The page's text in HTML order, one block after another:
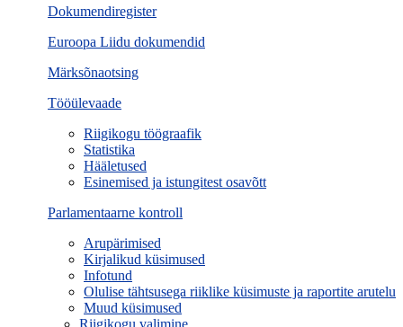
Dokumendiregister
Euroopa Liidu dokumendid
Märksõnaotsing
Tööülevaade
Riigikogu töögraafik
Statistika
Hääletused
Esinemised ja istungitest osavõtt
Parlamentaarne kontroll
Arupärimised
Kirjalikud küsimused
Infotund
Olulise tähtsusega riiklike küsimuste ja raportite arutelu
Muud küsimused